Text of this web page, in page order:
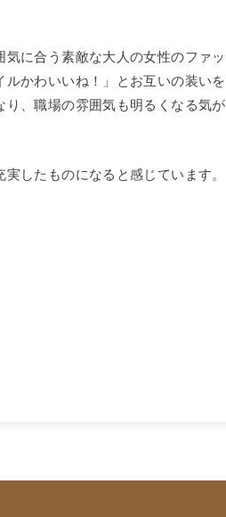
に合う素敵な大人の女性のファッ
かわいいね！」とお互いの装いを
、職場の雰囲気も明るくなる気が
したものになると感じています。